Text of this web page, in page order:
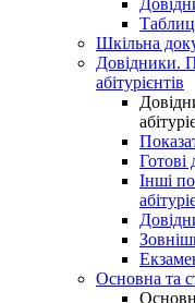
Шкільна
Довідники.
абітурієнтів
Готові
Інші
Основна та